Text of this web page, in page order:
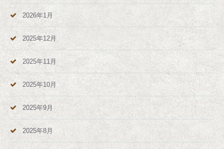
2026年1月
2025年12月
2025年11月
2025年10月
2025年9月
2025年8月